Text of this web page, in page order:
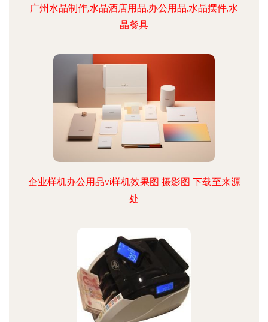
广州水晶制作,水晶酒店用品,办公用品,水晶摆件,水
晶餐具
企业样机办公用品vi样机效果图 摄影图 下载至来源
处